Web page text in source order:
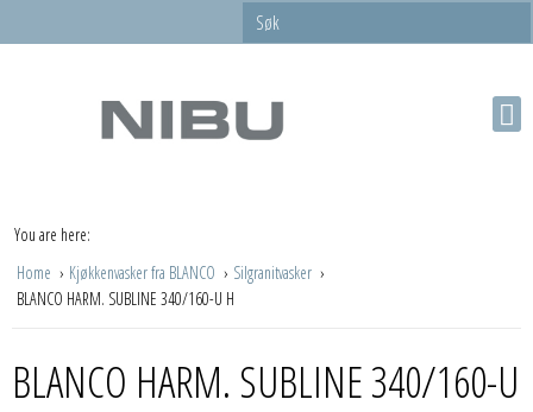
You are here:
Home
Kjøkkenvasker fra BLANCO
Silgranitvasker
BLANCO HARM. SUBLINE 340/160-U H
BLANCO HARM. SUBLINE 340/160-U